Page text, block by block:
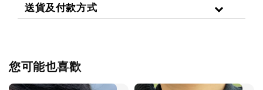
送貨及付款方式
您可能也喜歡